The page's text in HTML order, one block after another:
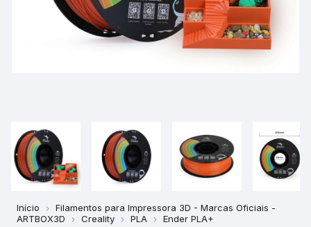
Início
Filamentos para Impressora 3D - Marcas Oficiais -
ARTBOX3D
Creality PLA Ender PLA+